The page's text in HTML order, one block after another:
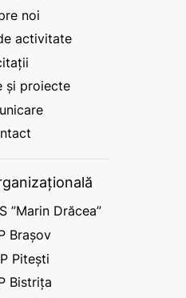
noi
activitate
și proiecte
”Marin Drăcea”
Brașov
Pitești
Bistrița